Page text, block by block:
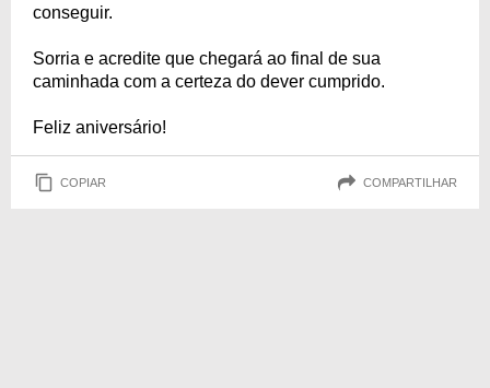
conseguir.
Sorria e acredite que chegará ao final de sua
caminhada com a certeza do dever cumprido.
Feliz aniversário!
COPIAR COMPARTILHAR